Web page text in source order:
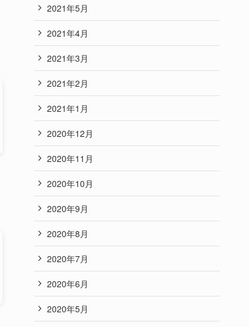
2021年5月
2021年4月
2021年3月
2021年2月
2021年1月
2020年12月
2020年11月
2020年10月
2020年9月
2020年8月
2020年7月
2020年6月
2020年5月